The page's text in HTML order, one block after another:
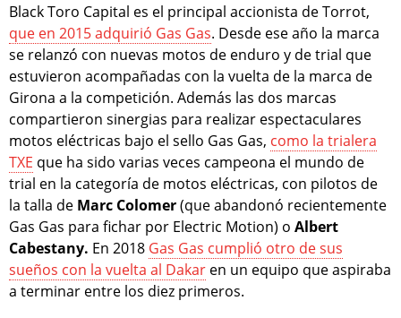
Black Toro Capital es el principal accionista de Torrot,
que en 2015 adquirió Gas Gas. Desde ese año la marca
se relanzó con nuevas motos de enduro y de trial que
estuvieron acompañadas con la vuelta de la marca de
Girona a la competición. Además las dos marcas
compartieron sinergias para realizar espectaculares
motos eléctricas bajo el sello Gas Gas, como la trialera
TXE que ha sido varias veces campeona el mundo de
trial en la categoría de motos eléctricas, con pilotos de
la talla de Marc Colomer(que abandonó recientemente
Gas Gas para fichar por Electric Motion) o Albert
Cabestany. En 2018 Gas Gas cumplió otro de sus
sueños con la vuelta al Dakar en un equipo que aspiraba
a terminar entre los diez primeros.